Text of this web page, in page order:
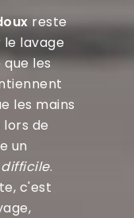
reste
lavage
les
les mains
de
un
.
c'est